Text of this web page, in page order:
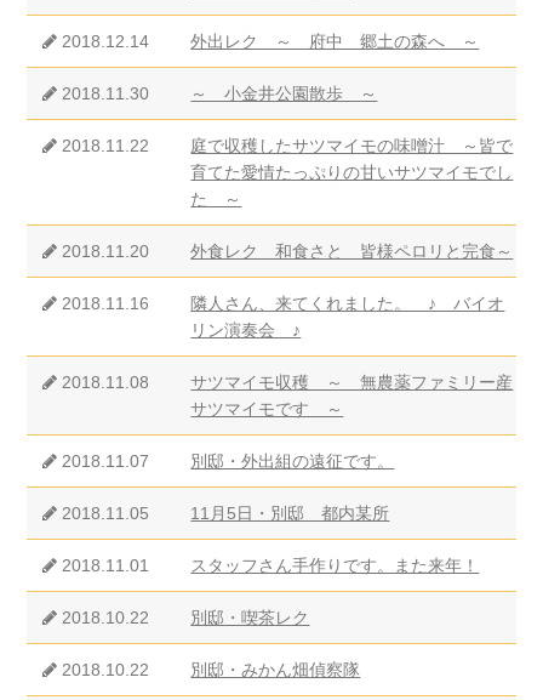
2018.12.14 外出レク ～ 府中 郷土の森へ ～
2018.11.30 ～ 小金井公園散歩 ～
2018.11.22
庭で収穫したサツマイモの味噌汁 ～皆で
育てた愛情たっぷりの甘いサツマイモでし
た ～
2018.11.20 外食レク 和食さと 皆様ペロリと完食～
2018.11.16
隣人さん、来てくれました。 ♪ バイオ
リン演奏会 ♪
2018.11.08
サツマイモ収穫 ～ 無農薬ファミリー産
サツマイモです ～
2018.11.07 別邸・外出組の遠征です。
2018.11.05 11月5日・別邸 都内某所
2018.11.01 スタッフさん手作りです。また来年！
2018.10.22 別邸・喫茶レク
2018.10.22 別邸・みかん畑偵察隊